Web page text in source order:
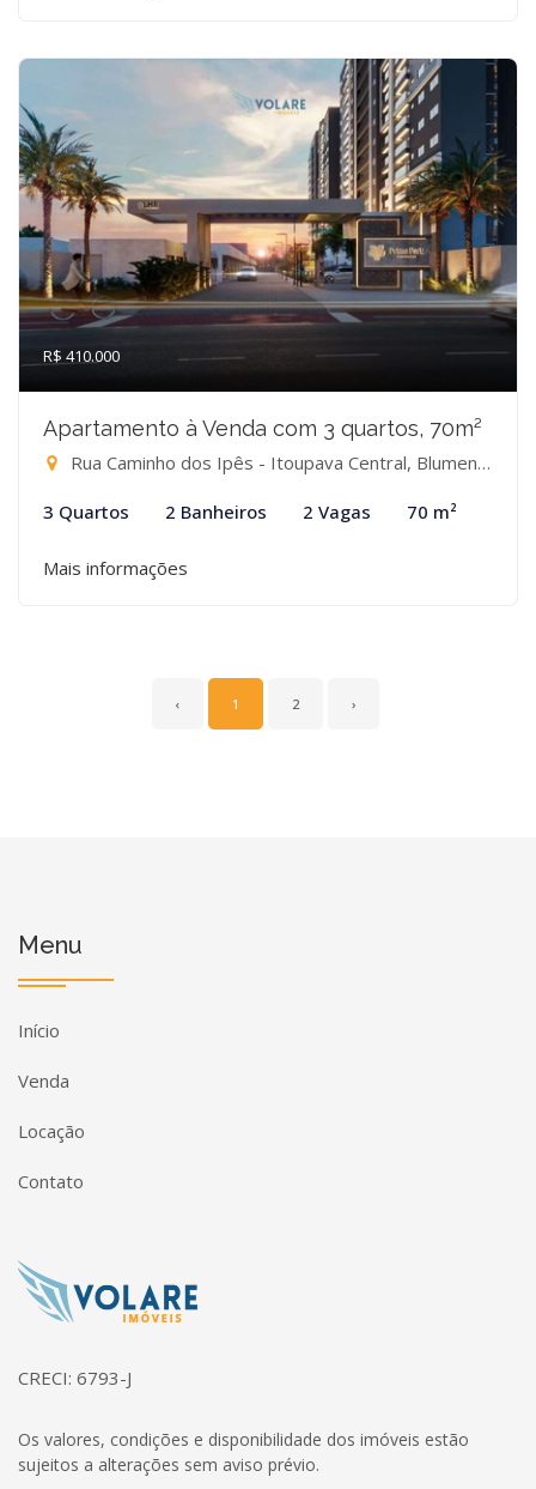
R$ 410.000
Apartamento à Venda com 3 quartos, 70m²
Rua Caminho dos Ipês - Itoupava Central, Blumenau-SC
3 Quartos 2 Banheiros 2 Vagas 70 m²
Mais informações
‹ 1 2 ›
Menu
Início
Venda
Locação
Contato
Página inicial
CRECI: 6793-J
Os valores, condições e disponibilidade dos imóveis estão
sujeitos a alterações sem aviso prévio.